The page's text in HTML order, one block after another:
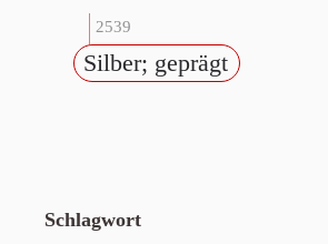
2539
Silber; geprägt
Schlagwort